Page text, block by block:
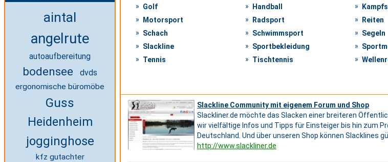
aintal
angelrute
autoaufbereitung
bodensee dvds
ergonomische büromöbe
Guss
Heidenheim
jogginghose
kfz gutachter
Golf
Handball
Motorsport
Radsport
Reiten
Schach
Schwimmsport
Segeln
Slackline
Sportbekleidung
Tennis
Tischtennis
Slackline Community mit eigenem Forum und Shop
Slackliner.de möchte das Slacken einer breiteren
wir vielfältige Infos und Tipps für Einsteiger bis hin zum
Deutschland. Und über unseren Shop können Slacklines
http://www.slackliner.de